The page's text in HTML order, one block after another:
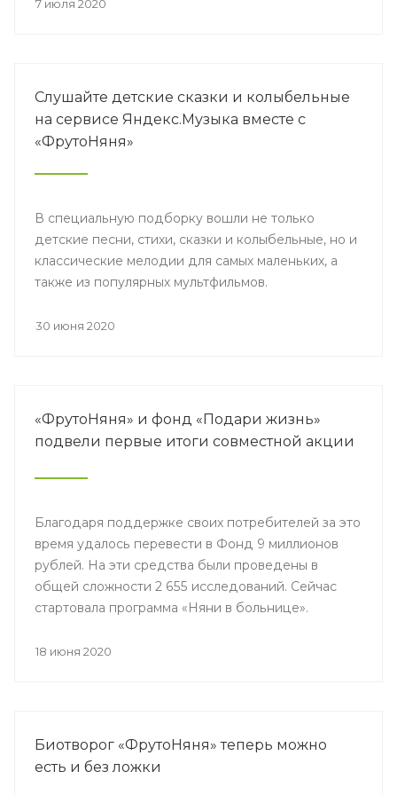
7 июля 2020
Слушайте детские сказки и колыбельные
на сервисе Яндекс.Музыка вместе с
«ФрутоНяня»
В специальную подборку вошли не только
детские песни, стихи, сказки и колыбельные, но и
классические мелодии для самых маленьких, а
также из популярных мультфильмов.
30 июня 2020
«ФрутоНяня» и фонд «Подари жизнь»
подвели первые итоги совместной акции
Благодаря поддержке своих потребителей за это
время удалось перевести в Фонд 9 миллионов
рублей. На эти средства были проведены в
общей сложности 2 655 исследований. Сейчас
стартовала программа «Няни в больнице».
18 июня 2020
Биотворог «ФрутоНяня» теперь можно
есть и без ложки